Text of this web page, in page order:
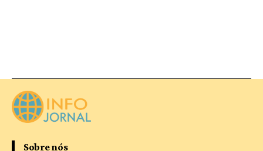
Sobre nós